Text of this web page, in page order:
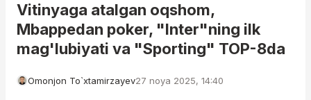
Vitinyaga atalgan oqshom,
Mbappedan poker, "Inter"ning ilk
mag'lubiyati va "Sporting" TOP-8da
Omonjon To`xtamirzayev27 noya 2025, 14:40